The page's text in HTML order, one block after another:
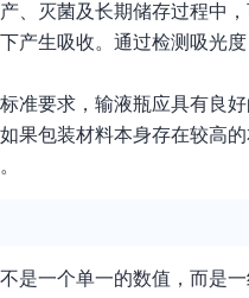
、灭菌及长期储存过程中
产生吸收。通过检测吸光
准要求，输液瓶应具有良
果包装材料本身存在较高
是一个单一的数值，而是